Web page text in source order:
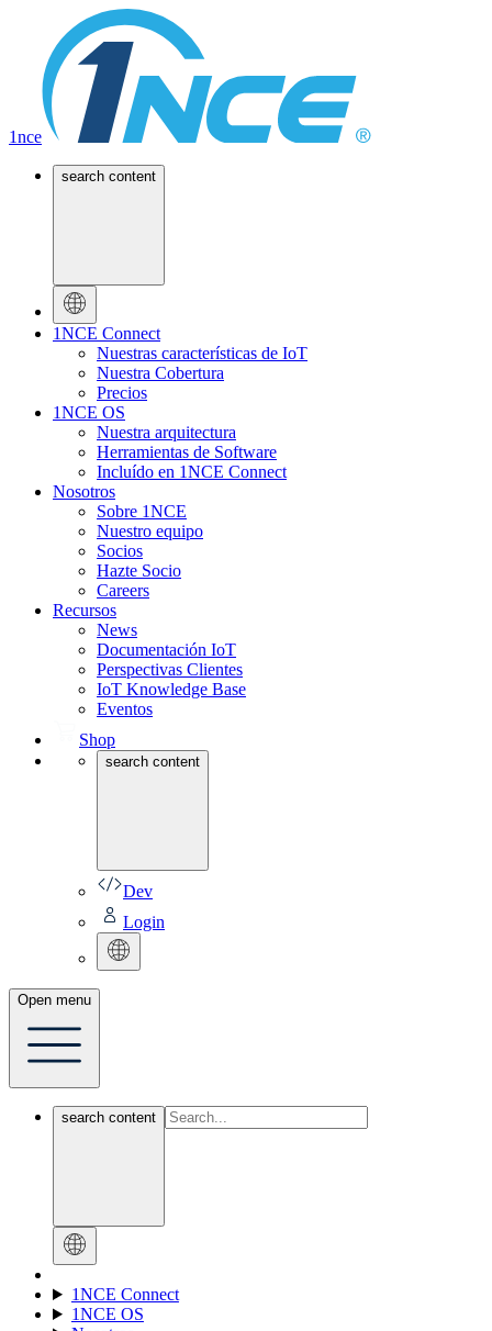
1nce
search content
1NCE Connect
Nuestras características de IoT
Nuestra Cobertura
Precios
1NCE OS
Nuestra arquitectura
Herramientas de Software
Incluído en 1NCE Connect
Nosotros
Sobre 1NCE
Nuestro equipo
Socios
Hazte Socio
Careers
Recursos
News
Documentación IoT
Perspectivas Clientes
IoT Knowledge Base
Eventos
Shop
search content
Dev
Login
Open menu
search content
1NCE Connect
1NCE OS